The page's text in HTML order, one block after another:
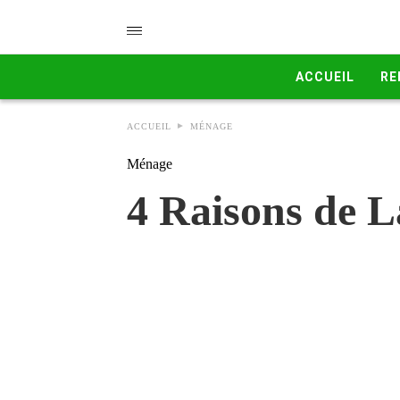
ACCUEIL
ACCUEIL MÉNAGE
Ménage
4 Raisons de